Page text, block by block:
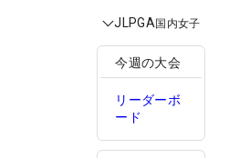
JLPGA国内女子
今週の大会
リーダーボ
ード